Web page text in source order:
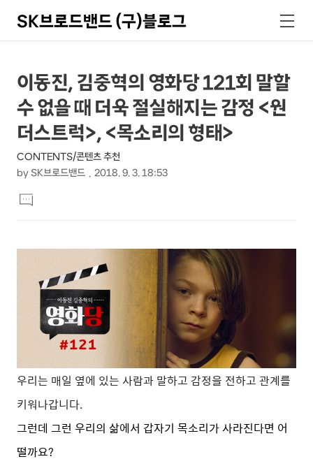
SK브로드밴드 (구)블로그
색
메
뉴
상
세
컨
텐
츠
본
문
제
목
이동진, 김중혁의 영화당 121회 말할
수 없을 때 더욱 절실해지는 감정 <원
더스트럭>, <목소리의 형태>
CONTENTS/콘텐츠 추천
by SK브로드밴드 2018. 9. 3. 18:53
문
댓
글
우리는 매일 옆에 있는 사람과 말하고 감정을 전하고 관계를
키워나갑니다.
그런데 그런 우리의 삶에서 갑자기 목소리가 사라진다면 어
떨까요?